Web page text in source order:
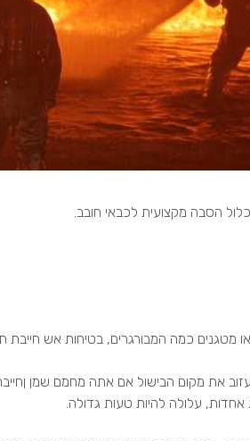
הסבה מקצועית לכבאי חובב.
כמה המבורגרים, בטיחות אש חייבת
את מקום הבישול אם אתה מחמם שמן
עלולה להיות טעות גדולה.